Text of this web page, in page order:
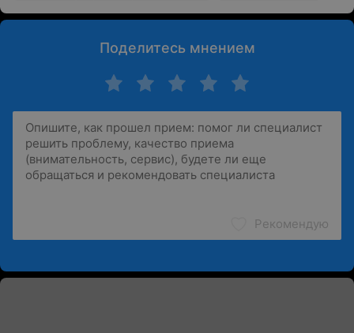
Поделитесь мнением
Рекомендую